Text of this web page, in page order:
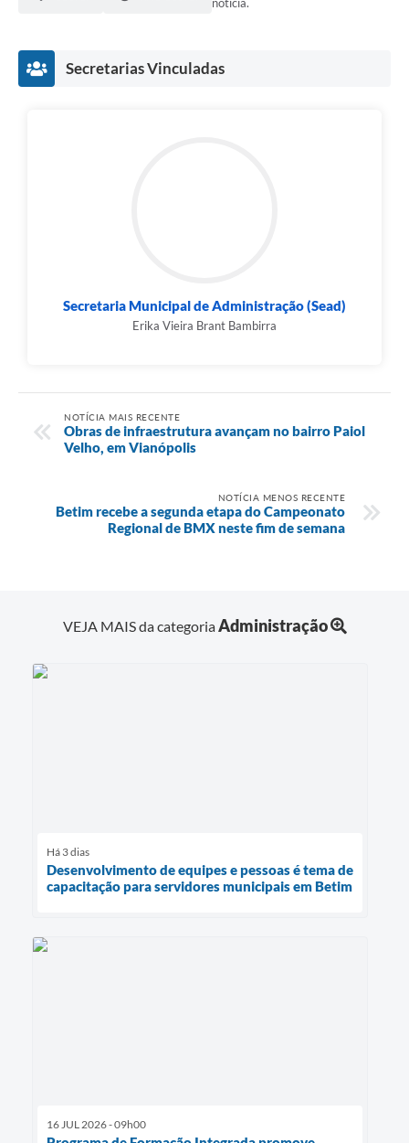
Secretarias Vinculadas
Secretaria Municipal de Administração (Sead)
Erika Vieira Brant Bambirra
NOTÍCIA MAIS RECENTE
Obras de infraestrutura avançam no bairro Paiol
Velho, em Vianópolis
NOTÍCIA MENOS RECENTE
Betim recebe a segunda etapa do Campeonato
Regional de BMX neste fim de semana
VEJA MAIS da categoriaAdministração
Há 3 dias
Desenvolvimento de equipes e pessoas é tema de
capacitação para servidores municipais em Betim
16 JUL 2026 - 09h00